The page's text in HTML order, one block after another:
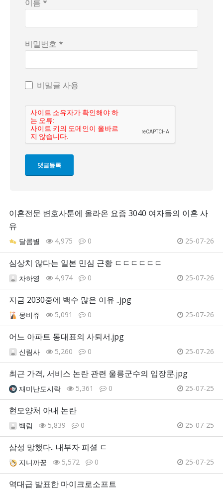
이름 *
비밀번호 *
비밀글 사용
이혼전문 변호사툰에 올라온 요즘 3040 여자들의 이혼 사
유
달콤별 4,975 0 25-07-26
심상치 않다는 일본 민심 근황 ㄷㄷㄷㄷㄷㄷ
차하영 4,974 0 25-07-26
지금 2030중에 백수 많은 이유 ..jpg
몽비쥬 5,091 0 25-07-26
어느 아파트 동대표의 사퇴서.jpg
신림사 5,260 0 25-07-26
최근 가격, 서비스 논란 관련 울릉군수의 입장문.jpg
재미난도시락 5,361 0 25-07-25
현모양처 아내 논란
백림 5,839 0 25-07-25
삼성 망했다.. 내부자 피셜 ㄷ
지니까꿍 5,572 0 25-07-25
역대급 발표한 마이크로소프트